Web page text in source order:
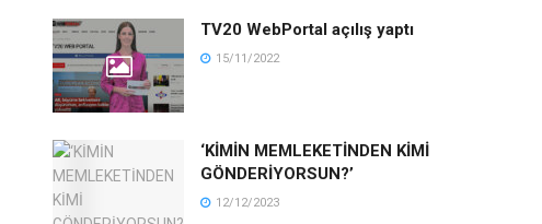
TV20 WebPortal açılış yaptı
15/11/2022
‘KİMİN MEMLEKETİNDEN KİMİ
GÖNDERİYORSUN?’
12/12/2023